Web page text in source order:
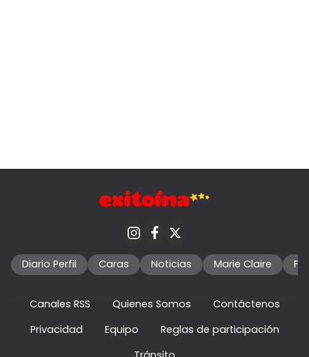
Diario Perfil Caras Noticias Marie Claire
Canales RSS Quienes Somos
Contáctenos
Privacidad
Equipo
Reglas de participación